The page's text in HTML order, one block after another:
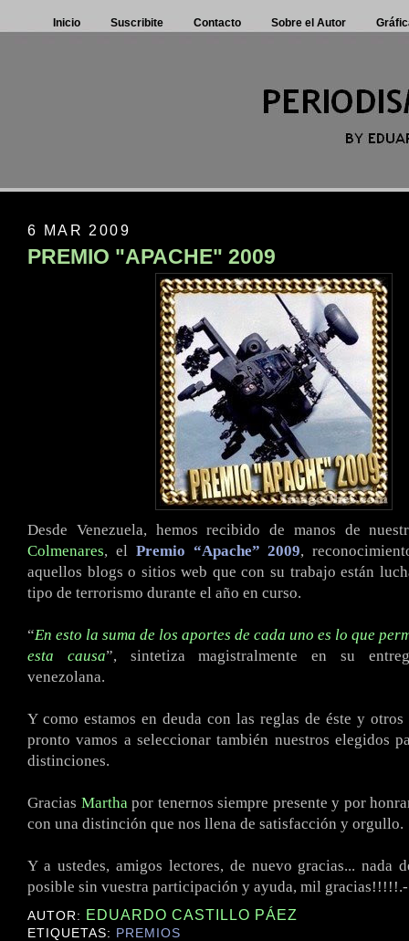
Inicio Suscribite Contacto Sobre el Autor
6 MAR 2009
PREMIO "APACHE" 2009
Desde Venezuela, hemos recibido de manos de
Colmenares, el Premio “Apache” 2009,
aquellos blogs o sitios web que con su trabajo están
tipo de terrorismo durante el año en curso.
“En esto la suma de los aportes de cada uno es lo que
esta causa”, sintetiza magistralmente en su
venezolana.
Y como estamos en deuda con las reglas de éste y
pronto vamos a seleccionar también nuestros elegidos
distinciones.
Gracias Marthapor tenernos siempre presente y por
con una distinción que nos llena de satisfacción y orgullo.
Y a ustedes, amigos lectores, de nuevo gracias... nada
posible sin vuestra participación y ayuda, mil gracias!!!!!.-
AUTOR: EDUARDO CASTILLO PÁEZ
ETIQUETAS: PREMIOS